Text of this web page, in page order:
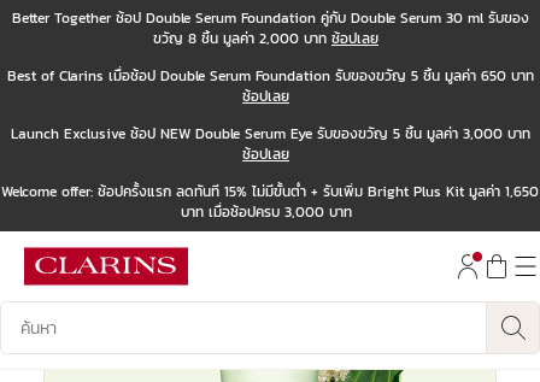
ไปที่ส่วนท้าย
Better Together ช้อป Double Serum Foundation คู่กับ Double Serum 30 ml รับของ
ขวัญ 8 ชิ้น มูลค่า 2,000 บาท ช้อปเลย
Best of Clarins เมื่อช้อป Double Serum Foundation รับของขวัญ 5 ชิ้น มูลค่า 650 บาท
ช้อปเลย
Launch Exclusive ช้อป NEW Double Serum Eye รับของขวัญ 5 ชิ้น มูลค่า 3,000 บาท
ช้อปเลย
Welcome offer: ช้อปครั้งแรก ลดทันที 15% ไม่มีขั้นต่ำ + รับเพิ่ม Bright Plus Kit มูลค่า 1,650
บาท เมื่อช้อปครบ 3,000 บาท
บันทึกข้อมูลค้นหา